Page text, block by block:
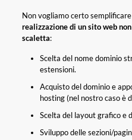
Non vogliamo certo
realizzazione di un sito web
scaletta:
Scelta del nome dominio
estensioni.
Acquisto del dominio e
hosting (nel nostro caso è
Scelta del layout grafico e
Sviluppo delle sezioni/